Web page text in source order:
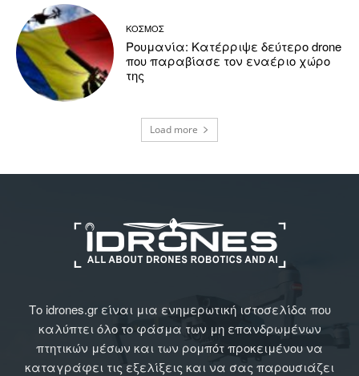
ΚΟΣΜΟΣ
Ρουμανία: Κατέρριψε δεύτερο drone
που παραβίασε τον εναέριο χώρο
της
Load more
Το idrones.gr είναι μια ενημερωτική ιστοσελίδα που
καλύπτει όλο το φάσμα των μη επανδρωμένων
πτητικών μέσων και των ρομπότ προκειμένου να
καταγράφει τις εξελίξεις και να σας παρουσιάζει